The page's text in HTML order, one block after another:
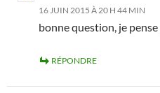
16 JUIN 2015 À 20 H 44 MIN
bonne question, je pense
RÉPONDRE